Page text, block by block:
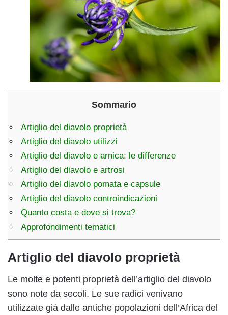
Sommario
Artiglio del diavolo proprietà
Artiglio del diavolo utilizzi
Artiglio del diavolo e arnica: le differenze
Artiglio del diavolo e artrosi
Artiglio del diavolo pomata e capsule
Artiglio del diavolo controindicazioni
Quanto costa e dove si trova?
Approfondimenti tematici
Artiglio del diavolo proprietà
Le molte e potenti proprietà dell’artiglio del diavolo
sono note da secoli. Le sue radici venivano
utilizzate già dalle antiche popolazioni dell’Africa del